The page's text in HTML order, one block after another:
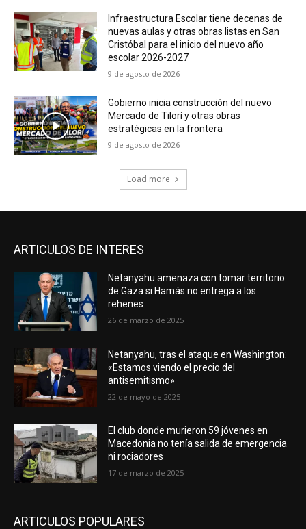
Infraestructura Escolar tiene decenas de
nuevas aulas y otras obras listas en San
Cristóbal para el inicio del nuevo año
escolar 2026-2027
9 de agosto de 2026
Gobierno inicia construcción del nuevo
Mercado de Tilorí y otras obras
estratégicas en la frontera
9 de agosto de 2026
Load more
ARTICULOS DE INTERES
Netanyahu amenaza con tomar territorio
de Gaza si Hamás no entrega a los
rehenes
26 de marzo de 2025
Netanyahu, tras el ataque en Washington:
«Estamos viendo el precio del
antisemitismo»
22 de mayo de 2025
El club donde murieron 59 jóvenes en
Macedonia no tenía salida de emergencia
ni rociadores
17 de marzo de 2025
ARTICULOS POPULARES